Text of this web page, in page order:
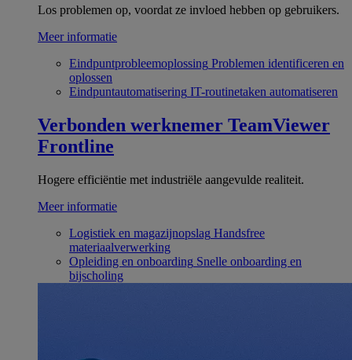
Los problemen op, voordat ze invloed hebben op gebruikers.
Meer informatie
Eindpuntprobleemoplossing Problemen identificeren en
oplossen
Eindpuntautomatisering IT-routinetaken automatiseren
Verbonden werknemer TeamViewer
Frontline
Hogere efficiëntie met industriële aangevulde realiteit.
Meer informatie
Logistiek en magazijnopslag Handsfree
materiaalverwerking
Opleiding en onboarding Snelle onboarding en
bijscholing